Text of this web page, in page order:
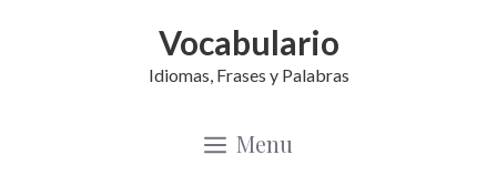
Vocabulario
Idiomas, Frases y Palabras
Menu